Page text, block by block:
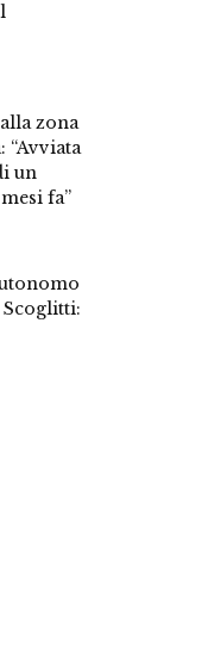
zona
“Avviata
un
fa”